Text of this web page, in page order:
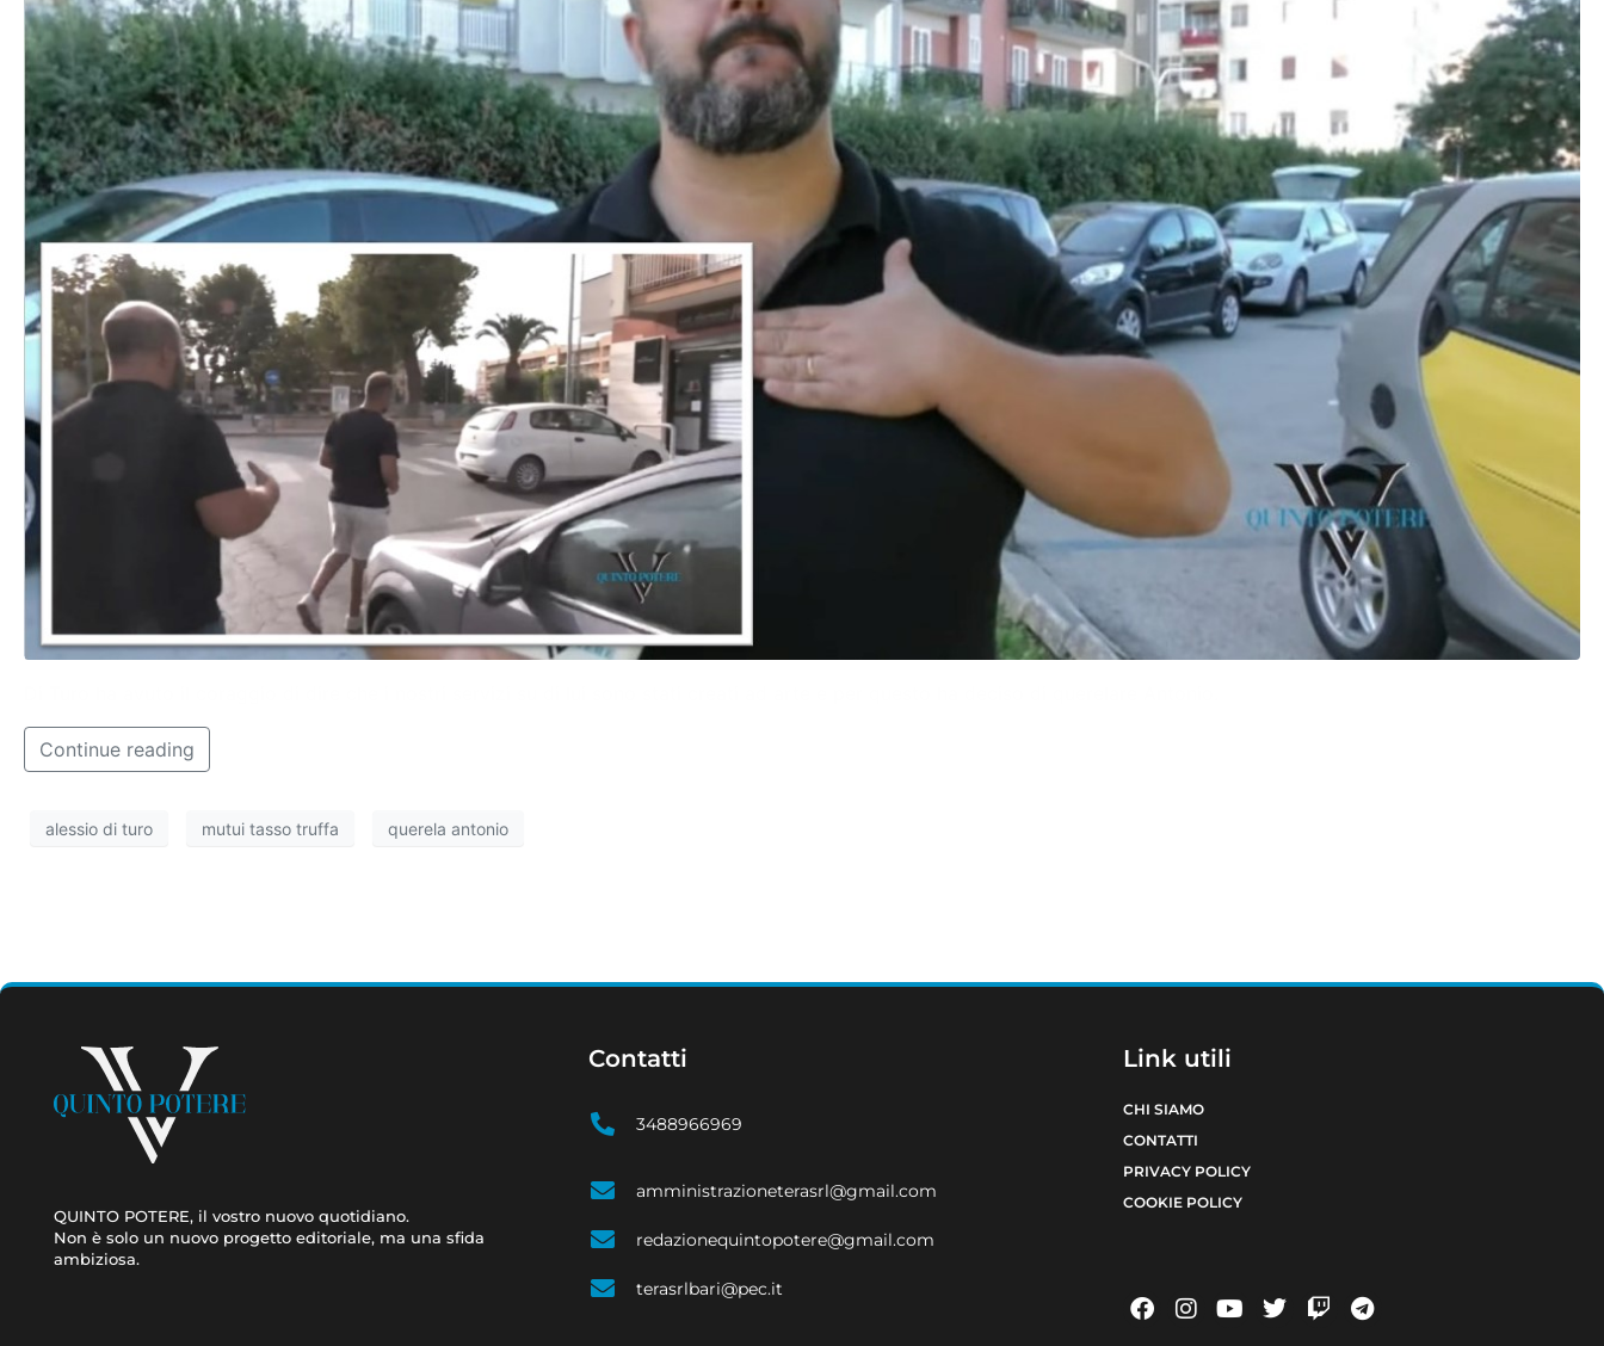
Continue reading
alessio di turo mutui tasso truffa querela antonio
QUINTO POTERE, il vostro nuovo quotidiano.
Non è solo un nuovo progetto editoriale, ma una sfida
ambiziosa.
Contatti
3488966969
amministrazioneterasrl@gmail.com
redazionequintopotere@gmail.com
terasrlbari@pec.it
Link utili
CHI SIAMO
CONTATTI
PRIVACY POLICY
COOKIE POLICY